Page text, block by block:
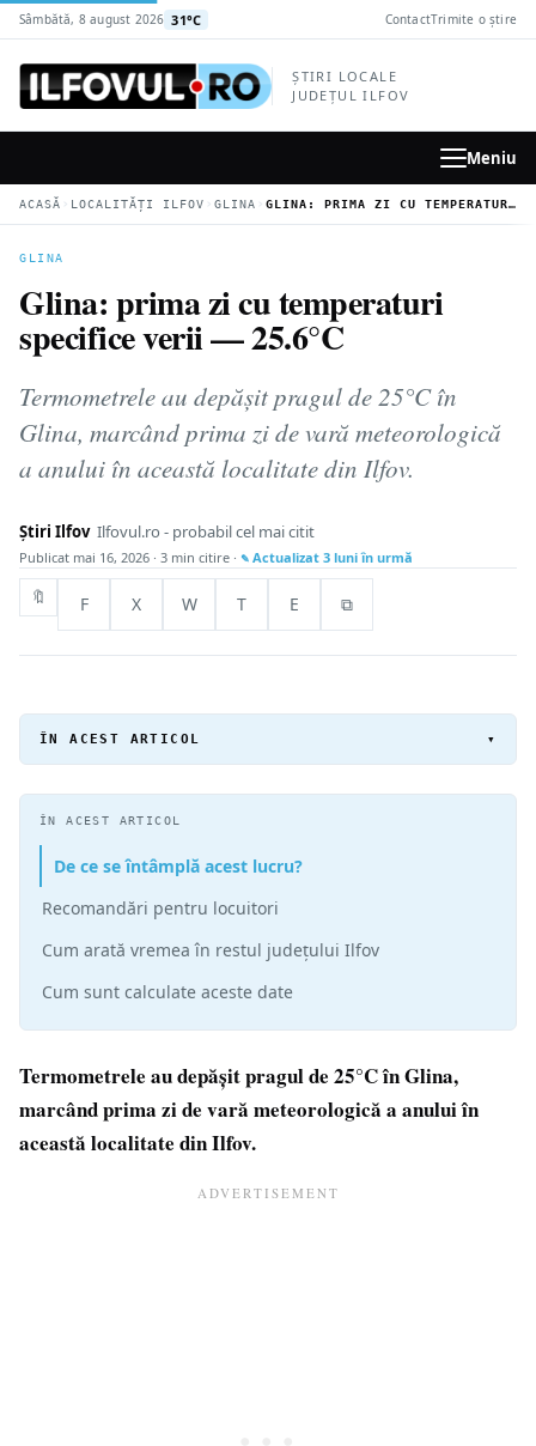
conținutul
Sâmbătă, 8 august 2026 31°C ContactTrimite o știre
ȘTIRI LOCALE
JUDEȚUL ILFOV
Meniu
ACASĂ › LOCALITĂȚI ILFOV › GLINA › GLINA: PRIMA ZI CU TEMPERATURI SPECIFICE VERII — 25.6°C
GLINA
Glina: prima zi cu temperaturi
specifice verii — 25.6°C
Termometrele au depășit pragul de 25°C în
Glina, marcând prima zi de vară meteorologică
a anului în această localitate din Ilfov.
Știri Ilfov Ilfovul.ro - probabil cel mai citit
Publicat mai 16, 2026 · 3 min citire · Actualizat 3 luni în urmă
🔖 F X W T E ⧉
ÎN ACEST ARTICOL ▾
Termometrele au depășit pragul de 25°C în Glina,
marcând prima zi de vară meteorologică a anului în
această localitate din Ilfov.
ÎN ACEST ARTICOL
De ce se întâmplă acest lucru?
Recomandări pentru locuitori
Cum arată vremea în restul județului Ilfov
Cum sunt calculate aceste date